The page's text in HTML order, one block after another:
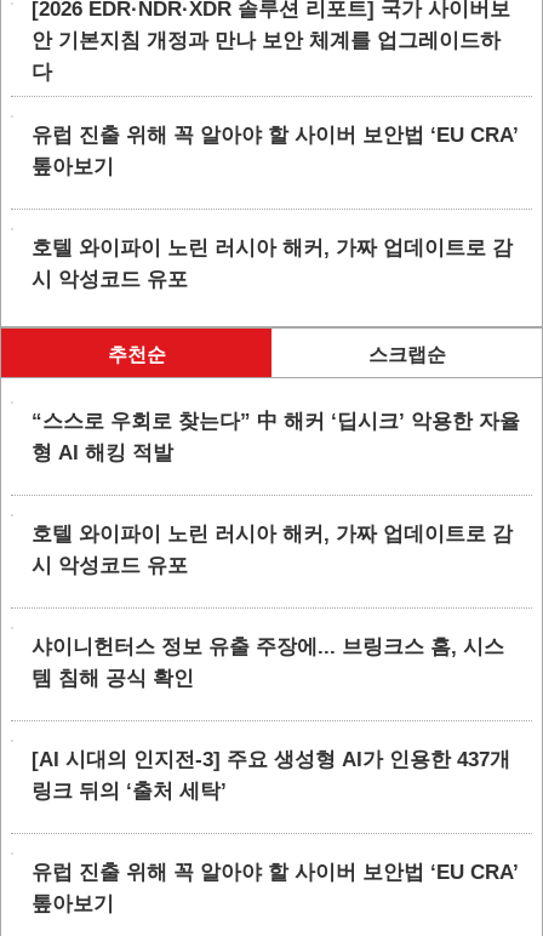
[2026 EDR·NDR·XDR 솔루션 리포트] 국가 사이버보
안 기본지침 개정과 만나 보안 체계를 업그레이드하
다
유럽 진출 위해 꼭 알아야 할 사이버 보안법 ‘EU CRA’
톺아보기
호텔 와이파이 노린 러시아 해커, 가짜 업데이트로 감
시 악성코드 유포
추천순 스크랩순
“스스로 우회로 찾는다” 中 해커 ‘딥시크’ 악용한 자율
형 AI 해킹 적발
호텔 와이파이 노린 러시아 해커, 가짜 업데이트로 감
시 악성코드 유포
샤이니헌터스 정보 유출 주장에... 브링크스 홈, 시스
템 침해 공식 확인
[AI 시대의 인지전-3] 주요 생성형 AI가 인용한 437개
링크 뒤의 ‘출처 세탁’
유럽 진출 위해 꼭 알아야 할 사이버 보안법 ‘EU CRA’
톺아보기